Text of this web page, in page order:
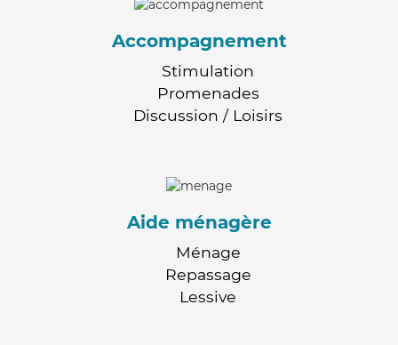
Accompagnement
Stimulation
Promenades
Discussion / Loisirs
Aide ménagère
Ménage
Repassage
Lessive